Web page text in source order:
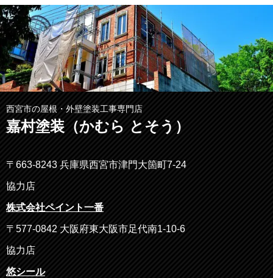
西宮市の屋根・外壁塗装工事専門店
嘉村塗装（かむら とそう）
〒663-8243 兵庫県西宮市津門大箇町7-24
協力店
株式会社ペイント一番
〒577-0842 大阪府東大阪市足代南1-10-6
協力店
悠シール